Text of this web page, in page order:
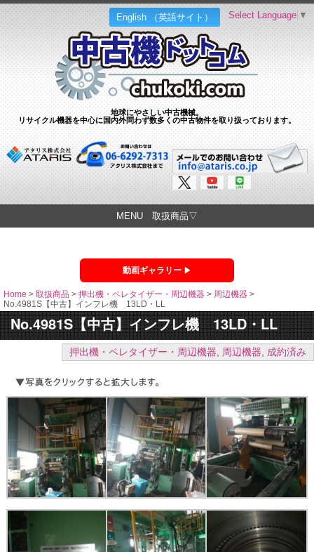
English （英語サイト）
地球にやさしい中古機械。
リサイクル機器を中心に国内外問わず数多くの中古物件を取り扱っております。
Select Language ▼
MENU 取扱商品▽
動画ギャラリー
Home > 取扱商品 > 押出機・ペレタイザー・周辺機器 > 周辺機器 >
No.4981S【中古】インフレ機 13LD・LL
No.4981S【中古】インフレ機 13LD・LL
押出機・ペレタイザー・周辺機器, 周辺機器, 成約済み